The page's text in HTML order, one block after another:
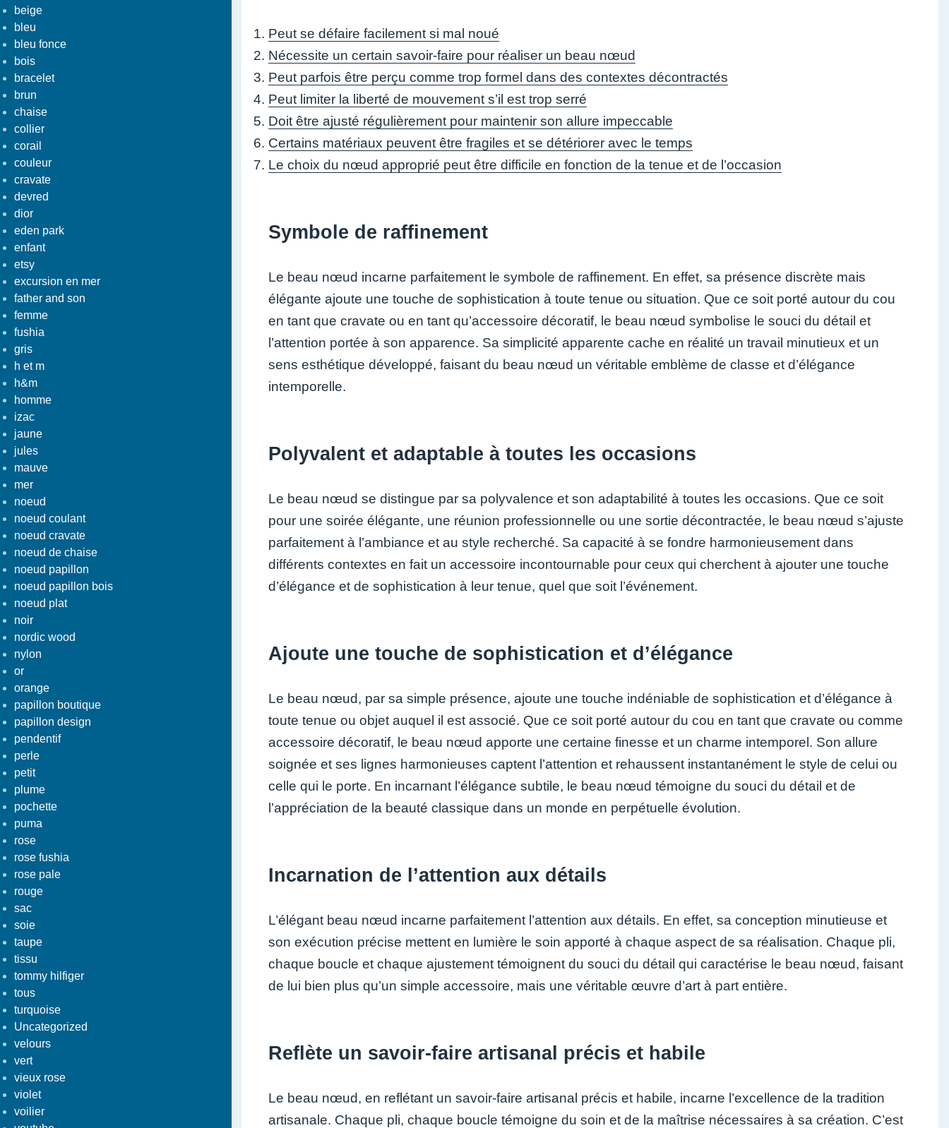
beige
bleu
bleu fonce
bois
bracelet
brun
chaise
collier
corail
couleur
cravate
devred
dior
eden park
enfant
etsy
excursion en mer
father and son
femme
fushia
gris
h et m
h&m
homme
izac
jaune
jules
mauve
mer
noeud
noeud coulant
noeud cravate
noeud de chaise
noeud papillon
noeud papillon bois
noeud plat
noir
nordic wood
nylon
or
orange
papillon boutique
papillon design
pendentif
perle
petit
plume
pochette
puma
rose
rose fushia
rose pale
rouge
sac
soie
taupe
tissu
tommy hilfiger
tous
turquoise
Uncategorized
velours
vert
vieux rose
violet
voilier
Peut se défaire facilement si mal noué
Nécessite un certain savoir-faire pour réaliser un beau nœud
Peut parfois être perçu comme trop formel dans des contextes décontractés
Peut limiter la liberté de mouvement s’il est trop serré
Doit être ajusté régulièrement pour maintenir son allure impeccable
Certains matériaux peuvent être fragiles et se détériorer avec le temps
Le choix du nœud approprié peut être difficile en fonction de la tenue et de l’occasion
Symbole de raffinement
Le beau nœud incarne parfaitement le symbole de raffinement. En effet, sa présence discrète mais
élégante ajoute une touche de sophistication à toute tenue ou situation. Que ce soit porté autour du cou
en tant que cravate ou en tant qu’accessoire décoratif, le beau nœud symbolise le souci du détail et
l’attention portée à son apparence. Sa simplicité apparente cache en réalité un travail minutieux et un
sens esthétique développé, faisant du beau nœud un véritable emblème de classe et d’élégance
intemporelle.
Polyvalent et adaptable à toutes les occasions
Le beau nœud se distingue par sa polyvalence et son adaptabilité à toutes les occasions. Que ce soit
pour une soirée élégante, une réunion professionnelle ou une sortie décontractée, le beau nœud s’ajuste
parfaitement à l’ambiance et au style recherché. Sa capacité à se fondre harmonieusement dans
différents contextes en fait un accessoire incontournable pour ceux qui cherchent à ajouter une touche
d’élégance et de sophistication à leur tenue, quel que soit l’événement.
Ajoute une touche de sophistication et d’élégance
Le beau nœud, par sa simple présence, ajoute une touche indéniable de sophistication et d’élégance à
toute tenue ou objet auquel il est associé. Que ce soit porté autour du cou en tant que cravate ou comme
accessoire décoratif, le beau nœud apporte une certaine finesse et un charme intemporel. Son allure
soignée et ses lignes harmonieuses captent l’attention et rehaussent instantanément le style de celui ou
celle qui le porte. En incarnant l’élégance subtile, le beau nœud témoigne du souci du détail et de
l’appréciation de la beauté classique dans un monde en perpétuelle évolution.
Incarnation de l’attention aux détails
L’élégant beau nœud incarne parfaitement l’attention aux détails. En effet, sa conception minutieuse et
son exécution précise mettent en lumière le soin apporté à chaque aspect de sa réalisation. Chaque pli,
chaque boucle et chaque ajustement témoignent du souci du détail qui caractérise le beau nœud, faisant
de lui bien plus qu’un simple accessoire, mais une véritable œuvre d’art à part entière.
Reflète un savoir-faire artisanal précis et habile
Le beau nœud, en reflétant un savoir-faire artisanal précis et habile, incarne l’excellence de la tradition
artisanale. Chaque pli, chaque boucle témoigne du soin et de la maîtrise nécessaires à sa création. C’est